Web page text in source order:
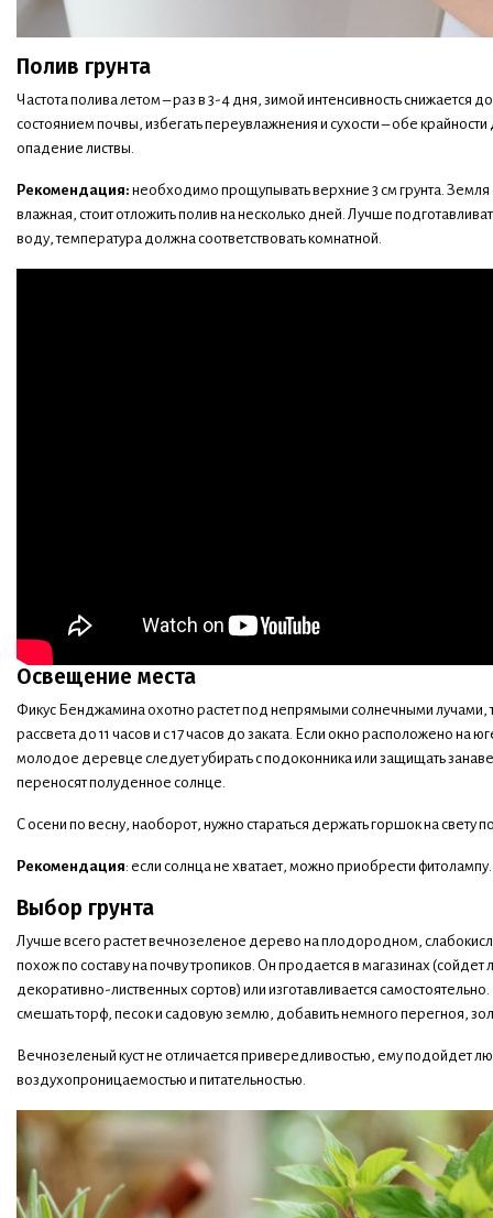
Полив грунта
Частота полива летом – раз в 3-4 дня, зимой интенсивность снижается
состоянием почвы, избегать переувлажнения и сухости – обе крайности
опадение листвы.
Рекомендация: необходимо прощупывать верхние 3 см грунта. Земля
влажная, стоит отложить полив на несколько дней. Лучше
воду, температура должна соответствовать комнатной.
Освещение места
Фикус Бенджамина охотно растет под непрямыми солнечными лучами,
рассвета до 11 часов и с 17 часов до заката. Если окно расположено на
молодое деревце следует убирать с подоконника или защищать
переносят полуденное солнце.
С осени по весну, наоборот, нужно стараться держать горшок на свету
Рекомендация: если солнца не хватает, можно приобрести фитолампу.
Выбор грунта
Лучше всего растет вечнозеленое дерево на плодородном,
похож по составу на почву тропиков. Он продается в магазинах
декоративно-лиственных сортов) или изготавливается
смешать торф, песок и садовую землю, добавить немного перегноя,
Вечнозеленый куст не отличается привередливостью, ему подойдет
воздухопроницаемостью и питательностью.